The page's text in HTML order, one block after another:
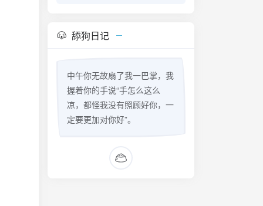
舔狗日记
中午你无故扇了我一巴掌，我
握着你的手说“手怎么这么
凉，都怪我没有照顾好你，一
定要更加对你好”。